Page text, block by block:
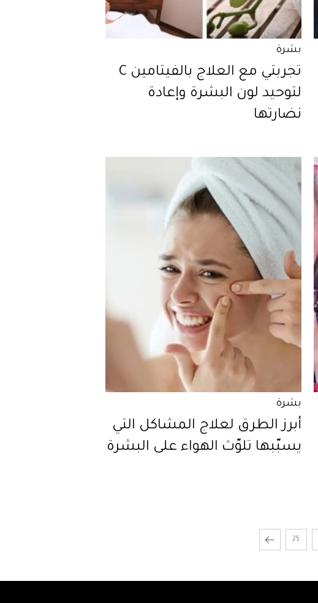
بشرة
تجربتي مع العلاج بالفيتامين C
لتوحيد لون البشرة وإعادة
نضارتها
بشرة
أبرز الطرق لعلاج المشاكل التي
يسبّبها تلوّث الهواء على البشرة
25